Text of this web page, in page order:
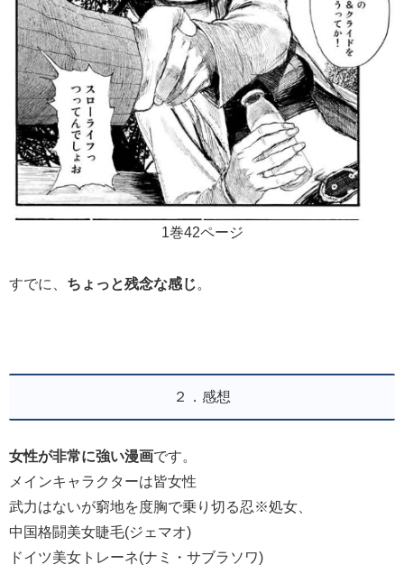
1巻42ページ
すでに、 ちょっと残念な感じ。
２．感想
女性が非常に強い漫画です。
メインキャラクターは皆女性
武力はないが窮地を度胸で乗り切る忍※処女、
中国格闘美女睫毛(ジェマオ)
ドイツ美女トレーネ(ナミ・サブラソワ)